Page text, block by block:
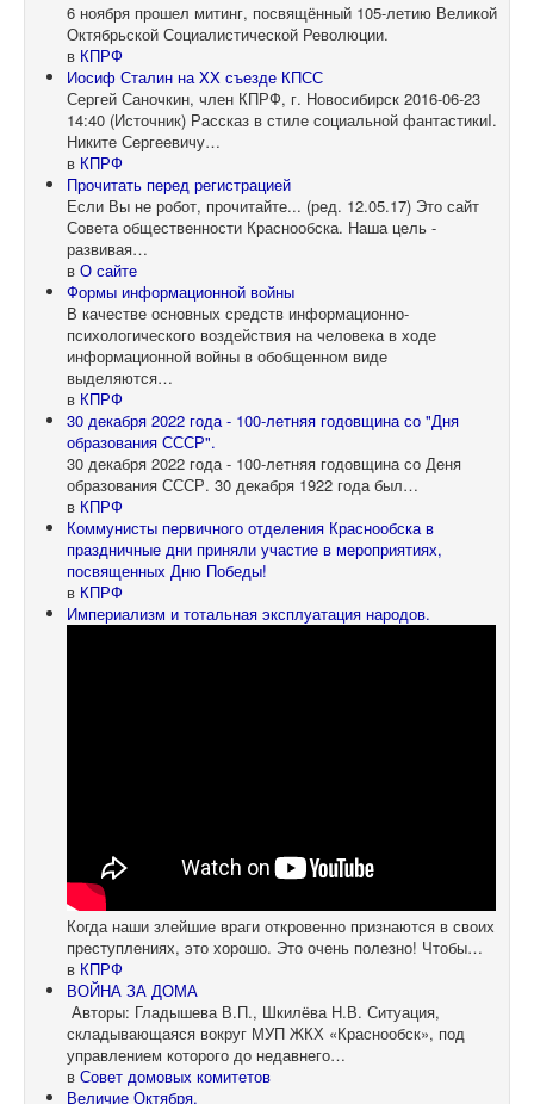
6 ноября прошел митинг, посвящённый 105-летию Великой
Октябрьской Социалистической Революции.
в КПРФ
Иосиф Сталин на XX съезде КПСС
Сергей Саночкин, член КПРФ, г. Новосибирск 2016-06-23
14:40 (Источник) Рассказ в стиле социальной фантастикиI.
Никите Сергеевичу…
в КПРФ
Прочитать перед регистрацией
Если Вы не робот, прочитайте... (ред. 12.05.17) Это сайт
Совета общественности Краснообска. Наша цель -
развивая…
в О сайте
Формы информационной войны
В качестве основных средств информационно-
психологического воздействия на человека в ходе
информационной войны в обобщенном виде
выделяются…
в КПРФ
30 декабря 2022 года - 100-летняя годовщина со "Дня
образования СССР".
30 декабря 2022 года - 100-летняя годовщина со Деня
образования СССР. 30 декабря 1922 года был…
в КПРФ
Коммунисты первичного отделения Краснообска в
праздничные дни приняли участие в мероприятиях,
посвященных Дню Победы!
в КПРФ
Империализм и тотальная эксплуатация народов.
Когда наши злейшие враги откровенно признаются в своих
преступлениях, это хорошо. Это очень полезно! Чтобы…
в КПРФ
ВОЙНА ЗА ДОМА
Авторы: Гладышева В.П., Шкилёва Н.В. Ситуация,
складывающаяся вокруг МУП ЖКХ «Краснообск», под
управлением которого до недавнего…
в Совет домовых комитетов
Величие Октября.